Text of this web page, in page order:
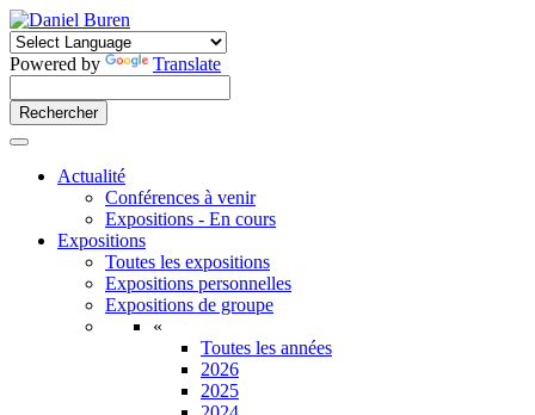
Powered by Translate
Actualité
Conférences à venir
Expositions - En cours
Expositions
Toutes les expositions
Expositions personnelles
Expositions de groupe
«
Toutes les années
2026
2025